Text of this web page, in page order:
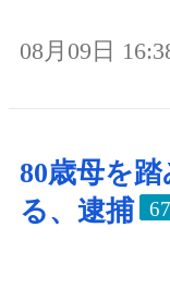
08月09日
80歳母を
る、逮捕
67